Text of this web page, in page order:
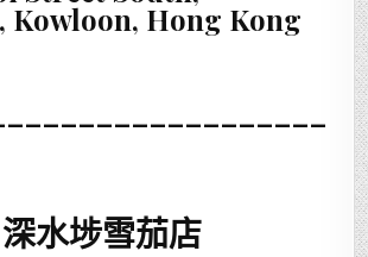
Kowloon, Hong Kong
深水埗雪茄店